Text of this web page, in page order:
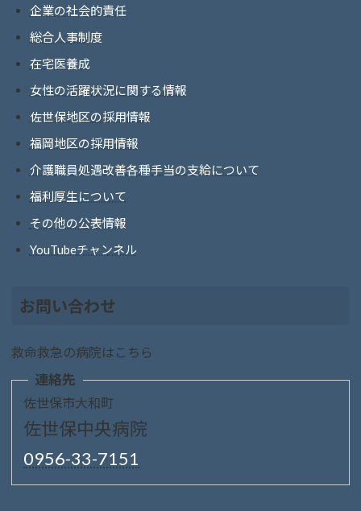
企業の社会的責任
総合人事制度
在宅医養成
女性の活躍状況に関する情報
佐世保地区の採用情報
福岡地区の採用情報
介護職員処遇改善各種手当の支給について
福利厚生について
その他の公表情報
YouTubeチャンネル
お問い合わせ
救命救急の病院はこちら
連絡先
佐世保市大和町
佐世保中央病院
0956-33-7151